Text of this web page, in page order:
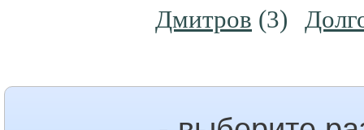
Дмитров (3)